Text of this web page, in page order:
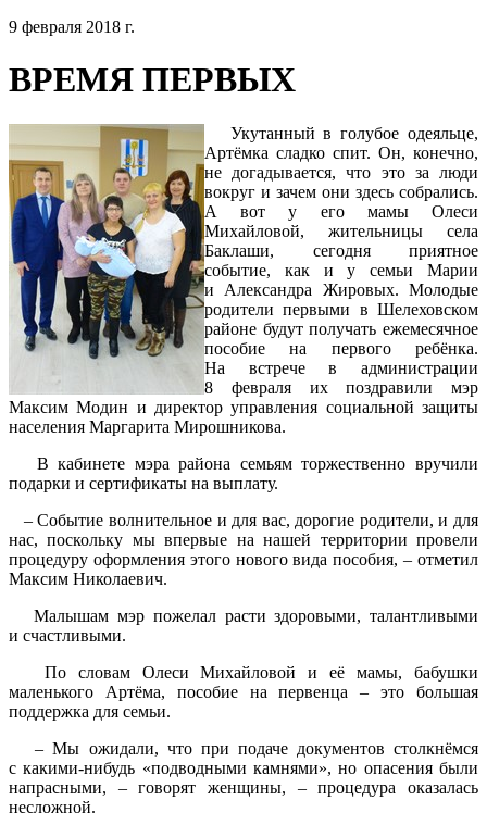
9 февраля 2018 г.
ВРЕМЯ ПЕРВЫХ
Укутанный в голубое одеяльце,
Артёмка сладко спит. Он, конечно,
не догадывается, что это за люди
вокруг и зачем они здесь собрались.
А вот у его мамы Олеси
Михайловой, жительницы села
Баклаши, сегодня приятное
событие, как и у семьи Марии
и Александра Жировых. Молодые
родители первыми в Шелеховском
районе будут получать ежемесячное
пособие на первого ребёнка.
На встрече в администрации
8 февраля их поздравили мэр
Максим Модин и директор управления социальной защиты
населения Маргарита Мирошникова.
В кабинете мэра района семьям торжественно вручили
подарки и сертификаты на выплату.
– Событие волнительное и для вас, дорогие родители, и для
нас, поскольку мы впервые на нашей территории провели
процедуру оформления этого нового вида пособия, – отметил
Максим Николаевич.
Малышам мэр пожелал расти здоровыми, талантливыми
и счастливыми.
По словам Олеси Михайловой и её мамы, бабушки
маленького Артёма, пособие на первенца – это большая
поддержка для семьи.
– Мы ожидали, что при подаче документов столкнёмся
с какими-нибудь «подводными камнями», но опасения были
напрасными, – говорят женщины, – процедура оказалась
несложной.